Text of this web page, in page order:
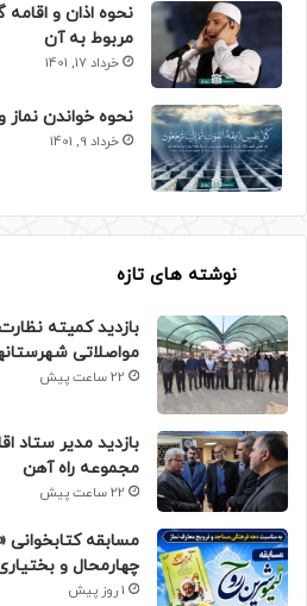
نحوه اذان و
مربوط به آن
خرداد 17, 1401
نحوه خواندن
خرداد 9, 1401
نوشته های تازه
بازدید کمیته
مواصلاتی
22 ساعت پیش
بازدید مدیر ستاد
مجموعه راه آهن
22 ساعت پیش
مسابقه
چهارمحال و
1 روز پیش